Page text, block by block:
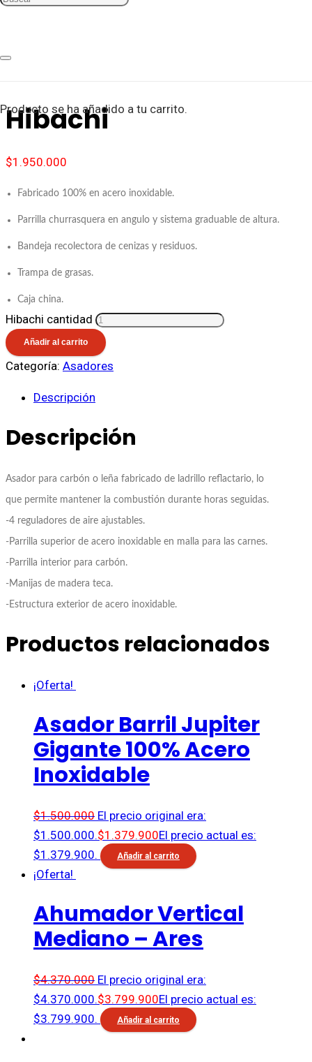
Producto se ha añadido a tu carrito.
Hibachi
$1.950.000
Fabricado 100% en acero inoxidable.
Parrilla churrasquera en angulo y sistema graduable de altura.
Bandeja recolectora de cenizas y residuos.
Trampa de grasas.
Caja china.
Hibachi cantidad
Añadir al carrito
Categoría: Asadores
Descripción
Descripción
Asador para carbón o leña fabricado de ladrillo reflactario, lo
que permite mantener la combustión durante horas seguidas.
-4 reguladores de aire ajustables.
-Parrilla superior de acero inoxidable en malla para las carnes.
-Parrilla interior para carbón.
-Manijas de madera teca.
-Estructura exterior de acero inoxidable.
Productos relacionados
¡Oferta!
Asador Barril Jupiter
Gigante 100% Acero
Inoxidable
$1.500.000 El precio original era:
$1.500.000.$1.379.900El precio actual es:
$1.379.900.
Añadir al carrito
¡Oferta!
Ahumador Vertical
Mediano – Ares
$4.370.000 El precio original era:
$4.370.000.$3.799.900El precio actual es:
$3.799.900.
Añadir al carrito